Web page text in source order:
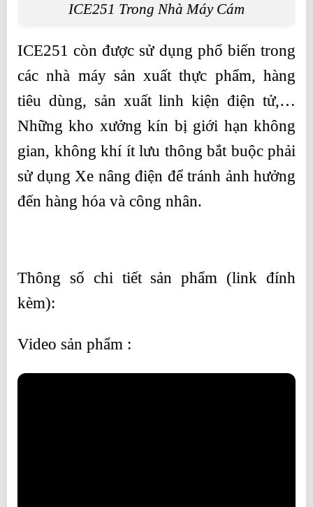
ICE251 Trong Nhà Máy Cám
ICE251 còn được sử dụng phổ biến trong
các nhà máy sản xuất thực phẩm, hàng
tiêu dùng, sản xuất linh kiện điện tử,…
Những kho xưởng kín bị giới hạn không
gian, không khí ít lưu thông bắt buộc phải
sử dụng Xe nâng điện để tránh ảnh hưởng
đến hàng hóa và công nhân.
Thông số chi tiết sản phẩm (link đính
kèm):
Video sản phẩm :